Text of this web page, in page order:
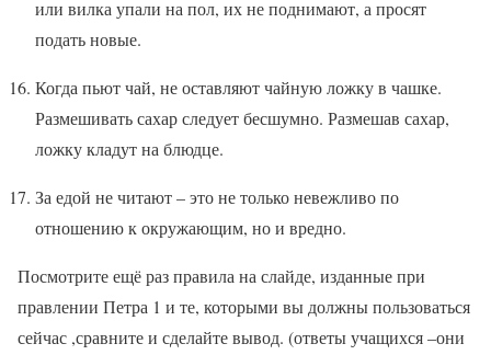
или вилка упали на пол, их не поднимают, а просят
подать новые.
Когда пьют чай, не оставляют чайную ложку в чашке.
Размешивать сахар следует бесшумно. Размешав сахар,
ложку кладут на блюдце.
За едой не читают – это не только невежливо по
отношению к окружающим, но и вредно.
Посмотрите ещё раз правила на слайде, изданные при
правлении Петра 1 и те, которыми вы должны пользоваться
сейчас ,сравните и сделайте вывод. (ответы учащихся –они